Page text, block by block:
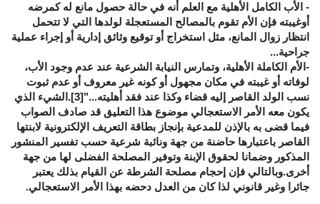
- الأب الكامل الأهلية مع العلم أنه في حالة حصول مانع له كمرضه
أوغيبته فإن الأم تقوم بالمصالح المستعجلة لولدها التي لا تتحمل
انتظار زوال المانع، مثل استخراج أو توقيع وثائق إدارية أو إجراء عملية
جراحية...
-الأم الكاملة الأهلية، وتمارس النيابة الشرعية عند عدم وجود الأب،
لوفاته أو غيبته في مكان مجهول أو كونه غير معروف أو عدم ثبوت
نسب الولد القاصر إليه قضاء وكذا عند فقد أهليته..."[3].الشيء الذي
يكون معه الأمر الاستعجالي موضوع هذا التعليق قد صادف الصواب
فيما قضى به بالإذن للمدعية بإنجاز بطاقة التعريف الإلكترونية لابنتها
القاصر باعتبارها حاضنة من جهة ونائبة شرعية حسب تفسير المنشور
المذكور وضمانا لحقوق الإبنة وتوفير المصلحة الفضلى لها من جهة
أخرى.وبالتالي فإن إحجام مصلحة الشرطة عن القيام بذلك يعتبر
جائرا وغير قانوني لذا كان من العدل دحضه بهذا الأمر الاستعجالي.